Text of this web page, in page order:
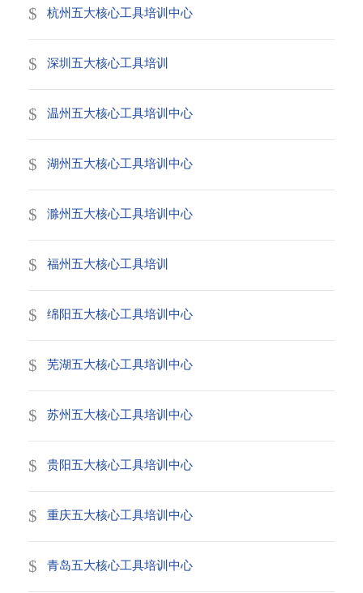
杭州五大核心工具培训中心
深圳五大核心工具培训
温州五大核心工具培训中心
湖州五大核心工具培训中心
滁州五大核心工具培训中心
福州五大核心工具培训
绵阳五大核心工具培训中心
芜湖五大核心工具培训中心
苏州五大核心工具培训中心
贵阳五大核心工具培训中心
重庆五大核心工具培训中心
青岛五大核心工具培训中心